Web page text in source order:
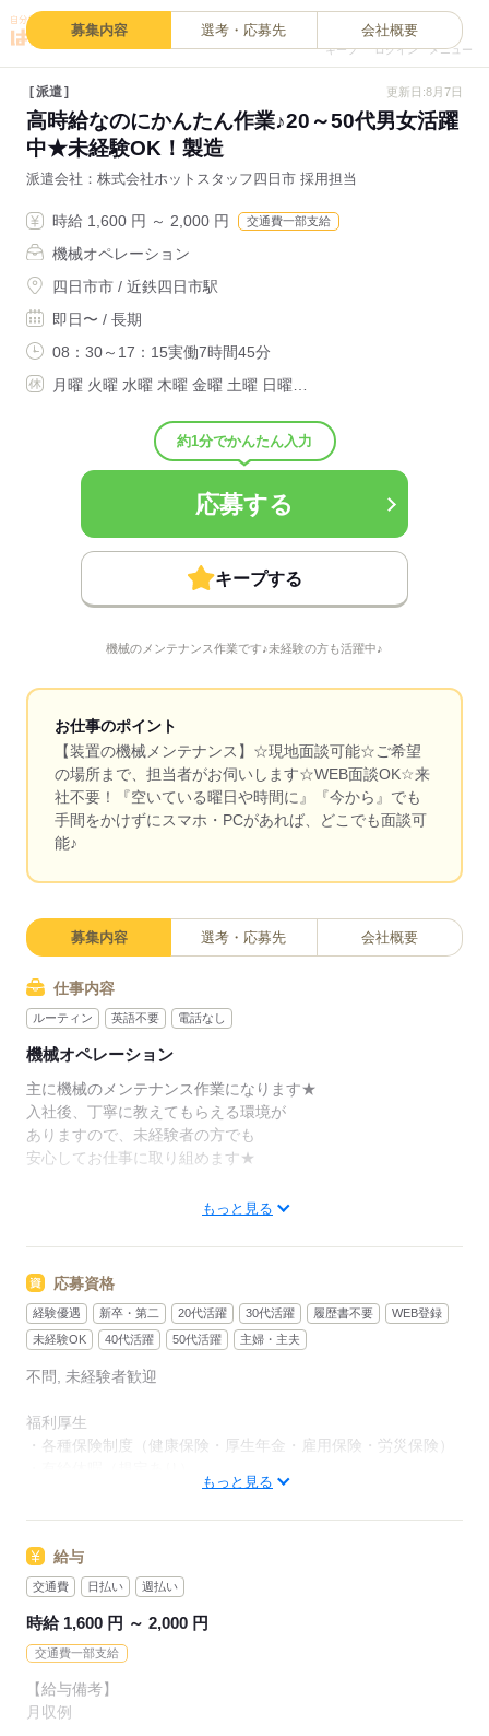
キープ ログイン メニュー
募集内容 選考・応募先 会社概要
派遣 更新日:8月7日
高時給なのにかんたん作業♪20～50代男女活躍
中★未経験OK！製造
派遣会社 株式会社ホットスタッフ四日市 採用担当
時給 1,600 円 ～ 2,000 円 交通費一部支給
機械オペレーション
四日市市 / 近鉄四日市駅
即日〜 / 長期
08：30～17：15実働7時間45分
月曜 火曜 水曜 木曜 金曜 土曜 日曜…
約1分でかんたん入力
応募する
キープする
機械のメンテナンス作業です♪未経験の方も活躍中♪
お仕事のポイント
【装置の機械メンテナンス】☆現地面談可能☆ご希望
の場所まで、担当者がお伺いします☆WEB面談OK☆来
社不要！『空いている曜日や時間に』『今から』でも
手間をかけずにスマホ・PCがあれば、どこでも面談可
能♪
募集内容 選考・応募先 会社概要
仕事内容
ルーティン 英語不要 電話なし
機械オペレーション
主に機械のメンテナンス作業になります★
入社後、丁寧に教えてもらえる環境が
ありますので、未経験者の方でも
安心してお仕事に取り組めます★
1.モニターに設備の映像が流れていますので
2.機械を動かす為の水がきちんと流れているか
チェック♪
3.エアー圧力がきちんと正常数値か確認♪
見学も出来ますので
即日勤務可能～現在就業中の方は
どんどん相談下さい！
お待ちしております♪
【☆現地面談可能☆】
お気軽にご相談下さい！
もっと見る
応募資格
経験優遇 新卒・第二 20代活躍 30代活躍 履歴書不要
WEB登録
未経験OK
40代活躍 50代活躍 主婦・主夫
不問, 未経験者歓迎
福利厚生
・各種保険制度（健康保険・厚生年金・雇用保険・労災保険）
・交通費支給（距離に応じて支給）
・ファミレス割引
・残業・深夜・休日・割増あり
全国の映画館・カラオケ・レジャー施設が特別価格で利用でき
ちゃう！
もっと見る
給与
交通費 日払い 週払い
時給 1,600 円 ～ 2,000 円
交通費一部支給
【給与備考】
月収例